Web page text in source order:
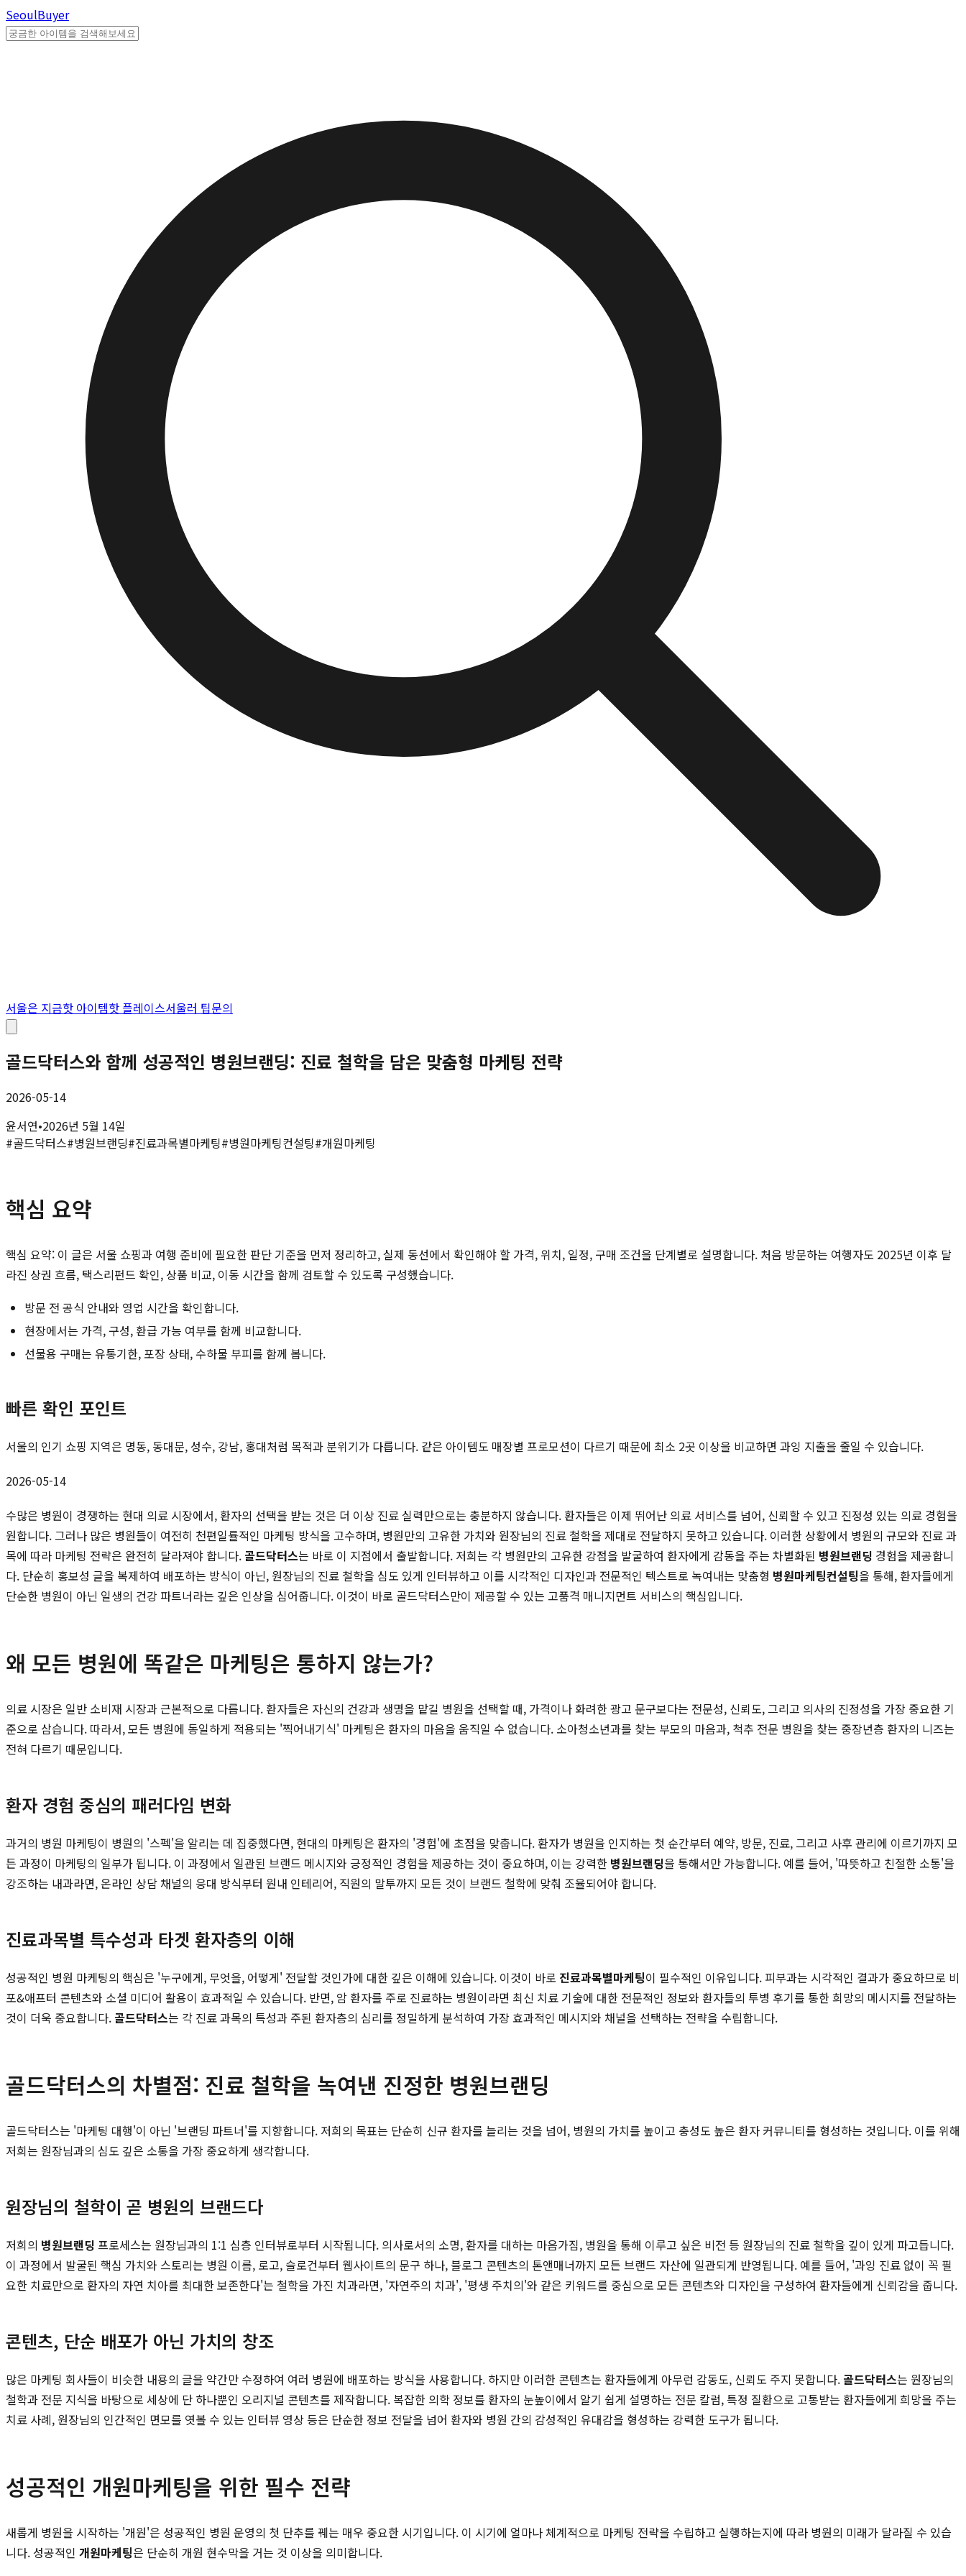
SeoulBuyer
서울은 지금핫 아이템핫 플레이스서울러 팁문의
골드닥터스와 함께 성공적인 병원브랜딩: 진료 철학을 담은 맞춤형 마케팅 전략
2026-05-14
윤서연•2026년 5월 14일
#골드닥터스#병원브랜딩#진료과목별마케팅#병원마케팅컨설팅#개원마케팅
핵심 요약
핵심 요약: 이 글은 서울 쇼핑과 여행 준비에 필요한 판단 기준을 먼저 정리하고, 실제 동선에서 확인해야 할 가격, 위치, 일정, 구매 조건을 단계별로 설명합니다. 처음 방문하는 여행자도 2025년 이후 달
라진 상권 흐름, 택스리펀드 확인, 상품 비교, 이동 시간을 함께 검토할 수 있도록 구성했습니다.
방문 전 공식 안내와 영업 시간을 확인합니다.
현장에서는 가격, 구성, 환급 가능 여부를 함께 비교합니다.
선물용 구매는 유통기한, 포장 상태, 수하물 부피를 함께 봅니다.
빠른 확인 포인트
서울의 인기 쇼핑 지역은 명동, 동대문, 성수, 강남, 홍대처럼 목적과 분위기가 다릅니다. 같은 아이템도 매장별 프로모션이 다르기 때문에 최소 2곳 이상을 비교하면 과잉 지출을 줄일 수 있습니다.
2026-05-14
수많은 병원이 경쟁하는 현대 의료 시장에서, 환자의 선택을 받는 것은 더 이상 진료 실력만으로는 충분하지 않습니다. 환자들은 이제 뛰어난 의료 서비스를 넘어, 신뢰할 수 있고 진정성 있는 의료 경험을
원합니다. 그러나 많은 병원들이 여전히 천편일률적인 마케팅 방식을 고수하며, 병원만의 고유한 가치와 원장님의 진료 철학을 제대로 전달하지 못하고 있습니다. 이러한 상황에서 병원의 규모와 진료 과
목에 따라 마케팅 전략은 완전히 달라져야 합니다. 골드닥터스는 바로 이 지점에서 출발합니다. 저희는 각 병원만의 고유한 강점을 발굴하여 환자에게 감동을 주는 차별화된 병원브랜딩 경험을 제공합니
다. 단순히 홍보성 글을 복제하여 배포하는 방식이 아닌, 원장님의 진료 철학을 심도 있게 인터뷰하고 이를 시각적인 디자인과 전문적인 텍스트로 녹여내는 맞춤형 병원마케팅컨설팅을 통해, 환자들에게
단순한 병원이 아닌 일생의 건강 파트너라는 깊은 인상을 심어줍니다. 이것이 바로 골드닥터스만이 제공할 수 있는 고품격 매니지먼트 서비스의 핵심입니다.
왜 모든 병원에 똑같은 마케팅은 통하지 않는가?
의료 시장은 일반 소비재 시장과 근본적으로 다릅니다. 환자들은 자신의 건강과 생명을 맡길 병원을 선택할 때, 가격이나 화려한 광고 문구보다는 전문성, 신뢰도, 그리고 의사의 진정성을 가장 중요한 기
준으로 삼습니다. 따라서, 모든 병원에 동일하게 적용되는 '찍어내기식' 마케팅은 환자의 마음을 움직일 수 없습니다. 소아청소년과를 찾는 부모의 마음과, 척추 전문 병원을 찾는 중장년층 환자의 니즈는
전혀 다르기 때문입니다.
환자 경험 중심의 패러다임 변화
과거의 병원 마케팅이 병원의 '스펙'을 알리는 데 집중했다면, 현대의 마케팅은 환자의 '경험'에 초점을 맞춥니다. 환자가 병원을 인지하는 첫 순간부터 예약, 방문, 진료, 그리고 사후 관리에 이르기까지 모
든 과정이 마케팅의 일부가 됩니다. 이 과정에서 일관된 브랜드 메시지와 긍정적인 경험을 제공하는 것이 중요하며, 이는 강력한 병원브랜딩을 통해서만 가능합니다. 예를 들어, '따뜻하고 친절한 소통'을
강조하는 내과라면, 온라인 상담 채널의 응대 방식부터 원내 인테리어, 직원의 말투까지 모든 것이 브랜드 철학에 맞춰 조율되어야 합니다.
진료과목별 특수성과 타겟 환자층의 이해
성공적인 병원 마케팅의 핵심은 '누구에게, 무엇을, 어떻게' 전달할 것인가에 대한 깊은 이해에 있습니다. 이것이 바로 진료과목별마케팅이 필수적인 이유입니다. 피부과는 시각적인 결과가 중요하므로 비
포&애프터 콘텐츠와 소셜 미디어 활용이 효과적일 수 있습니다. 반면, 암 환자를 주로 진료하는 병원이라면 최신 치료 기술에 대한 전문적인 정보와 환자들의 투병 후기를 통한 희망의 메시지를 전달하는
것이 더욱 중요합니다. 골드닥터스는 각 진료 과목의 특성과 주된 환자층의 심리를 정밀하게 분석하여 가장 효과적인 메시지와 채널을 선택하는 전략을 수립합니다.
골드닥터스의 차별점: 진료 철학을 녹여낸 진정한 병원브랜딩
골드닥터스는 '마케팅 대행'이 아닌 '브랜딩 파트너'를 지향합니다. 저희의 목표는 단순히 신규 환자를 늘리는 것을 넘어, 병원의 가치를 높이고 충성도 높은 환자 커뮤니티를 형성하는 것입니다. 이를 위해
저희는 원장님과의 심도 깊은 소통을 가장 중요하게 생각합니다.
원장님의 철학이 곧 병원의 브랜드다
저희의 병원브랜딩 프로세스는 원장님과의 1:1 심층 인터뷰로부터 시작됩니다. 의사로서의 소명, 환자를 대하는 마음가짐, 병원을 통해 이루고 싶은 비전 등 원장님의 진료 철학을 깊이 있게 파고듭니다.
이 과정에서 발굴된 핵심 가치와 스토리는 병원 이름, 로고, 슬로건부터 웹사이트의 문구 하나, 블로그 콘텐츠의 톤앤매너까지 모든 브랜드 자산에 일관되게 반영됩니다. 예를 들어, '과잉 진료 없이 꼭 필
요한 치료만으로 환자의 자연 치아를 최대한 보존한다'는 철학을 가진 치과라면, '자연주의 치과', '평생 주치의'와 같은 키워드를 중심으로 모든 콘텐츠와 디자인을 구성하여 환자들에게 신뢰감을 줍니다.
콘텐츠, 단순 배포가 아닌 가치의 창조
많은 마케팅 회사들이 비슷한 내용의 글을 약간만 수정하여 여러 병원에 배포하는 방식을 사용합니다. 하지만 이러한 콘텐츠는 환자들에게 아무런 감동도, 신뢰도 주지 못합니다. 골드닥터스는 원장님의
철학과 전문 지식을 바탕으로 세상에 단 하나뿐인 오리지널 콘텐츠를 제작합니다. 복잡한 의학 정보를 환자의 눈높이에서 알기 쉽게 설명하는 전문 칼럼, 특정 질환으로 고통받는 환자들에게 희망을 주는
치료 사례, 원장님의 인간적인 면모를 엿볼 수 있는 인터뷰 영상 등은 단순한 정보 전달을 넘어 환자와 병원 간의 감성적인 유대감을 형성하는 강력한 도구가 됩니다.
성공적인 개원마케팅을 위한 필수 전략
새롭게 병원을 시작하는 '개원'은 성공적인 병원 운영의 첫 단추를 꿰는 매우 중요한 시기입니다. 이 시기에 얼마나 체계적으로 마케팅 전략을 수립하고 실행하는지에 따라 병원의 미래가 달라질 수 있습
니다. 성공적인 개원마케팅은 단순히 개원 현수막을 거는 것 이상을 의미합니다.